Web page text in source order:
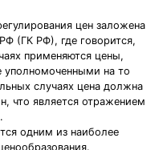
цен заложена
(ГК РФ), где говорится,
применяются цены,
уполномоченными на то
случаях цена должна
что является отражением
одним из наиболее